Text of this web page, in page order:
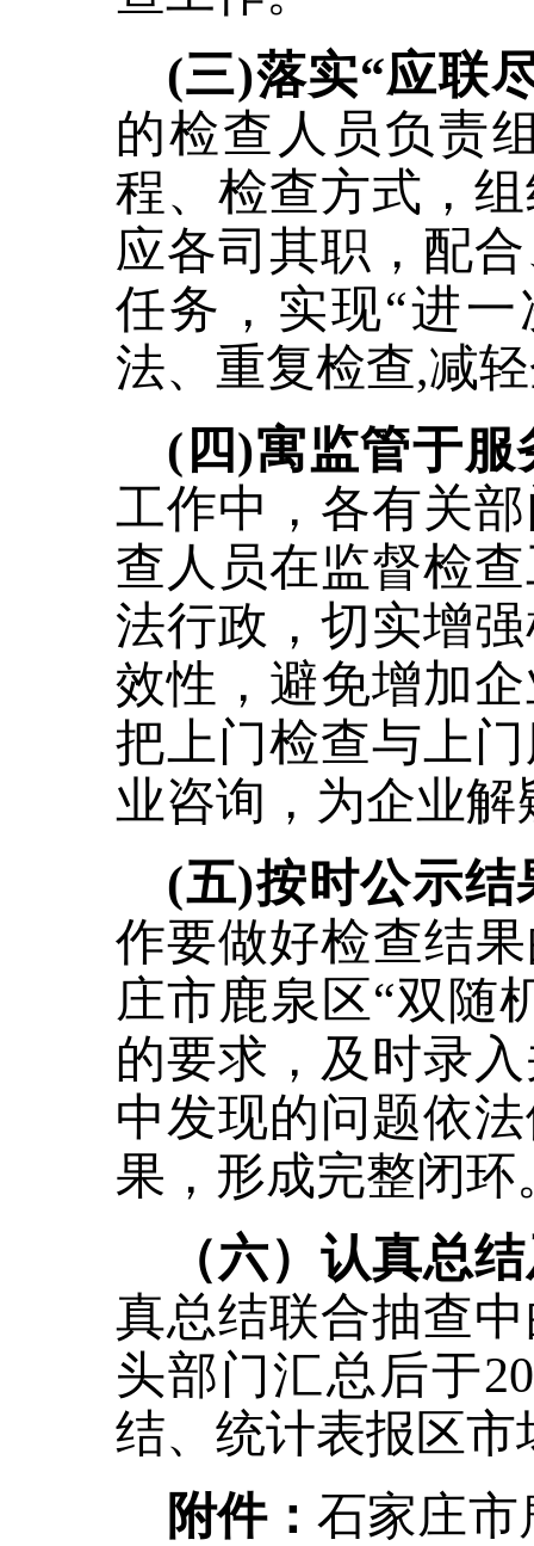
(三)落实“应联
的检查人员负责
程、检查方式，
应各司其职，配
任务，实现“进
法、重复检查,减
(四)寓监管于
工作中，各有关
查人员在监督检
法行政，切实增
效性，避免增加
把上门检查与上
业咨询，为企业解
(五)按时公示
作要做好检查结
庄市鹿泉区“双随
的要求，及时录
中发现的问题依
果，形成完整闭环
（六）认真总
真总结联合抽查
头部门汇总后于
结、统计表报区市
附件：石家庄市